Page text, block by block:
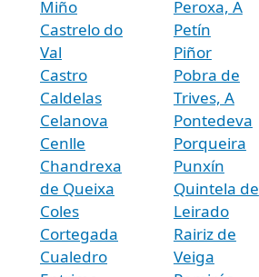
Miño
Castrelo do
Val
Castro
Caldelas
Celanova
Cenlle
Chandrexa
de Queixa
Coles
Cortegada
Cualedro
Peroxa, A
Petín
Piñor
Pobra de
Trives, A
Pontedeva
Porqueira
Punxín
Quintela de
Leirado
Rairiz de
Veiga